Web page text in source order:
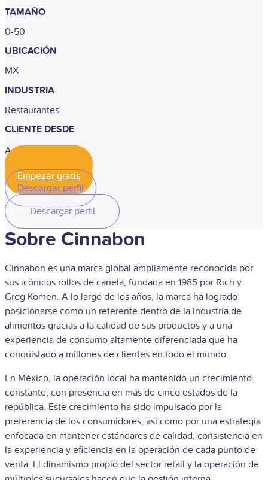
TAMAÑO
0-50
UBICACIÓN
MX
INDUSTRIA
Restaurantes
CLIENTE DESDE
Agosto, 2023
Empezar gratis
Descargar perfil
Descargar perfil
Sobre Cinnabon
Cinnabon es una marca global ampliamente reconocida por
sus icónicos rollos de canela, fundada en 1985 por Rich y
Greg Komen. A lo largo de los años, la marca ha logrado
posicionarse como un referente dentro de la industria de
alimentos gracias a la calidad de sus productos y a una
experiencia de consumo altamente diferenciada que ha
conquistado a millones de clientes en todo el mundo.
En México, la operación local ha mantenido un crecimiento
constante, con presencia en más de cinco estados de la
república. Este crecimiento ha sido impulsado por la
preferencia de los consumidores, así como por una estrategia
enfocada en mantener estándares de calidad, consistencia en
la experiencia y eficiencia en la operación de cada punto de
venta. El dinamismo propio del sector retail y la operación de